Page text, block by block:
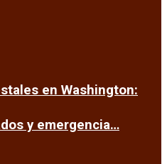
en Washington:
y emergencia…